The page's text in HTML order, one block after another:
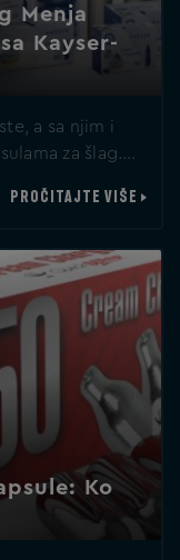
Menja
Kayser-
a sa njim i
za šlag.…
PROČITAJTE VIŠE
Ko